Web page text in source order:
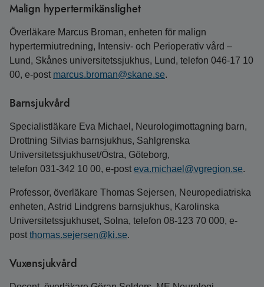
Malign hypertermikänslighet
Överläkare Marcus Broman, enheten för malign
hypertermiutredning, Intensiv- och Perioperativ vård –
Lund, Skånes universitetssjukhus, Lund, telefon 046-17 10
00, e-post marcus.broman@skane.se.
Barnsjukvård
Specialistläkare Eva Michael, Neurologimottagning barn,
Drottning Silvias barnsjukhus, Sahlgrenska
Universitetssjukhuset/Östra, Göteborg,
telefon 031‑342 10 00, e‑post eva.michael@vgregion.se.
Professor, överläkare Thomas Sejersen, Neuropediatriska
enheten, Astrid Lindgrens barnsjukhus, Karolinska
Universitetssjukhuset, Solna, telefon 08-123 70 000, e-
post thomas.sejersen@ki.se.
Vuxensjukvård